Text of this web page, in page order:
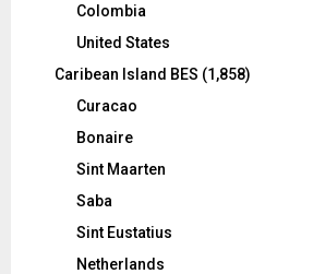
Colombia
United States
Caribean Island BES (1,858)
Curacao
Bonaire
Sint Maarten
Saba
Sint Eustatius
Netherlands